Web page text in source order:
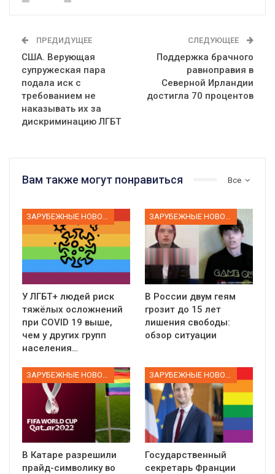
ПРЕДИДУЩЕЕ
США. Верующая
супружеская пара
подала иск с
требованием не
наказывать их за
дискриминацию ЛГБТ
СЛЕДУЮЩЕЕ
Поддержка брачного
равноправия в
Северной Ирландии
достигла 70 процентов
Все
Вам также могут понравиться
У ЛГБТ+ людей риск
тяжёлых осложнений
при COVID 19 выше,
чем у других групп
населения…
В России двум геям
грозит до 15 лет
лишения свободы:
обзор ситуации
В Катаре разрешили
прайд-символику во
Государственный
секретарь Франции